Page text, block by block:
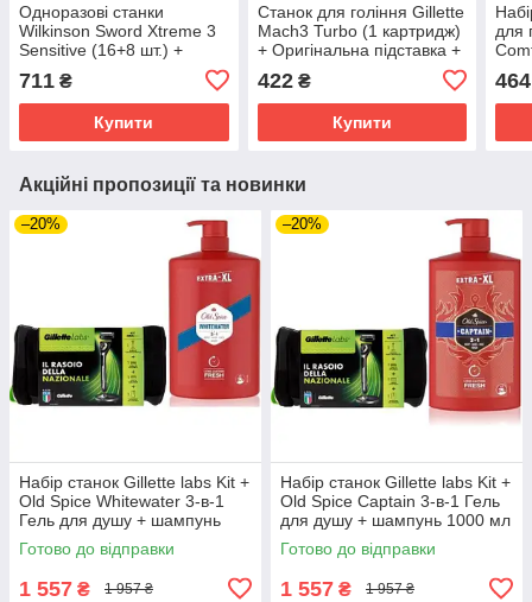
Одноразові станки
Wilkinson Sword Xtreme 3
Sensitive (16+8 шт.) +
Wilkinson Sword для
чутливої шкіри 125 г
711 ₴
Купити
Станок для гоління Gillette
Mach3 Turbo (1 картридж)
+ Оригінальна підставка +
Wilkinson Essential Мило
для гоління 125 г
422₴
Купити
для
464
Акційні пропозиції та новинки
–20%
Набір станок Gillette labs Kit +
Old Spice Whitewater 3-в-1
Гель для душу + шампунь
1000 мл в Подарунок
Готово до відправки
1 557 ₴ 1 957 ₴
–20%
Набір станок Gillette labs Kit +
Old Spice Captain 3-в-1 Гель
для душу + шампунь 1000 мл
в Подарунок
Готово до відправки
1 557 ₴ 1 957 ₴